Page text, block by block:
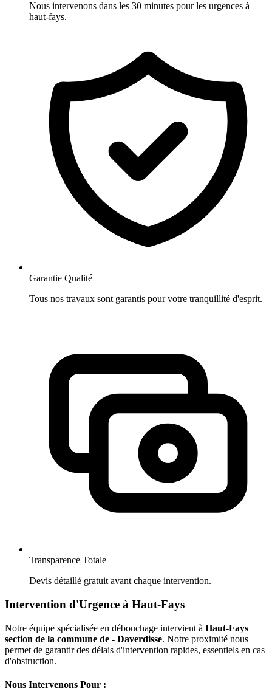
Nous intervenons dans les 30 minutes pour les urgences à
haut-fays.
Garantie Qualité
Tous nos travaux sont garantis pour votre tranquillité d'esprit.
Transparence Totale
Devis détaillé gratuit avant chaque intervention.
Intervention d'Urgence à Haut-Fays
Notre équipe spécialisée en débouchage intervient à Haut-Fays
section de la commune de - Daverdisse. Notre proximité nous
permet de garantir des délais d'intervention rapides, essentiels en cas
d'obstruction.
Nous Intervenons Pour :